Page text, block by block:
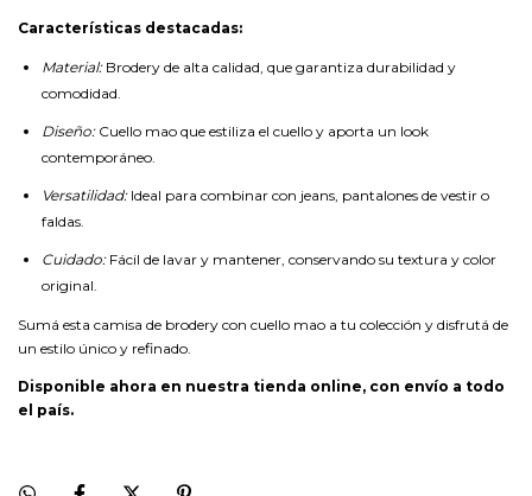
Características destacadas:
Material:Brodery de alta calidad, que garantiza durabilidad y
comodidad.
Diseño:Cuello mao que estiliza el cuello y aporta un look
contemporáneo.
Versatilidad:Ideal para combinar con jeans, pantalones de vestir o
faldas.
Cuidado:Fácil de lavar y mantener, conservando su textura y color
original.
Sumá esta camisa de brodery con cuello mao a tu colección y disfrutá de
un estilo único y refinado.
Disponible ahora en nuestra tienda online, con envío a todo
el país.